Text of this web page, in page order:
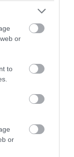
or
to
or
στο
«τίγρη» – Η